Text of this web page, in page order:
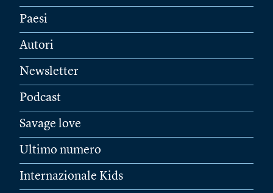
Paesi
Autori
Newsletter
Podcast
Savage love
Ultimo numero
Internazionale Kids